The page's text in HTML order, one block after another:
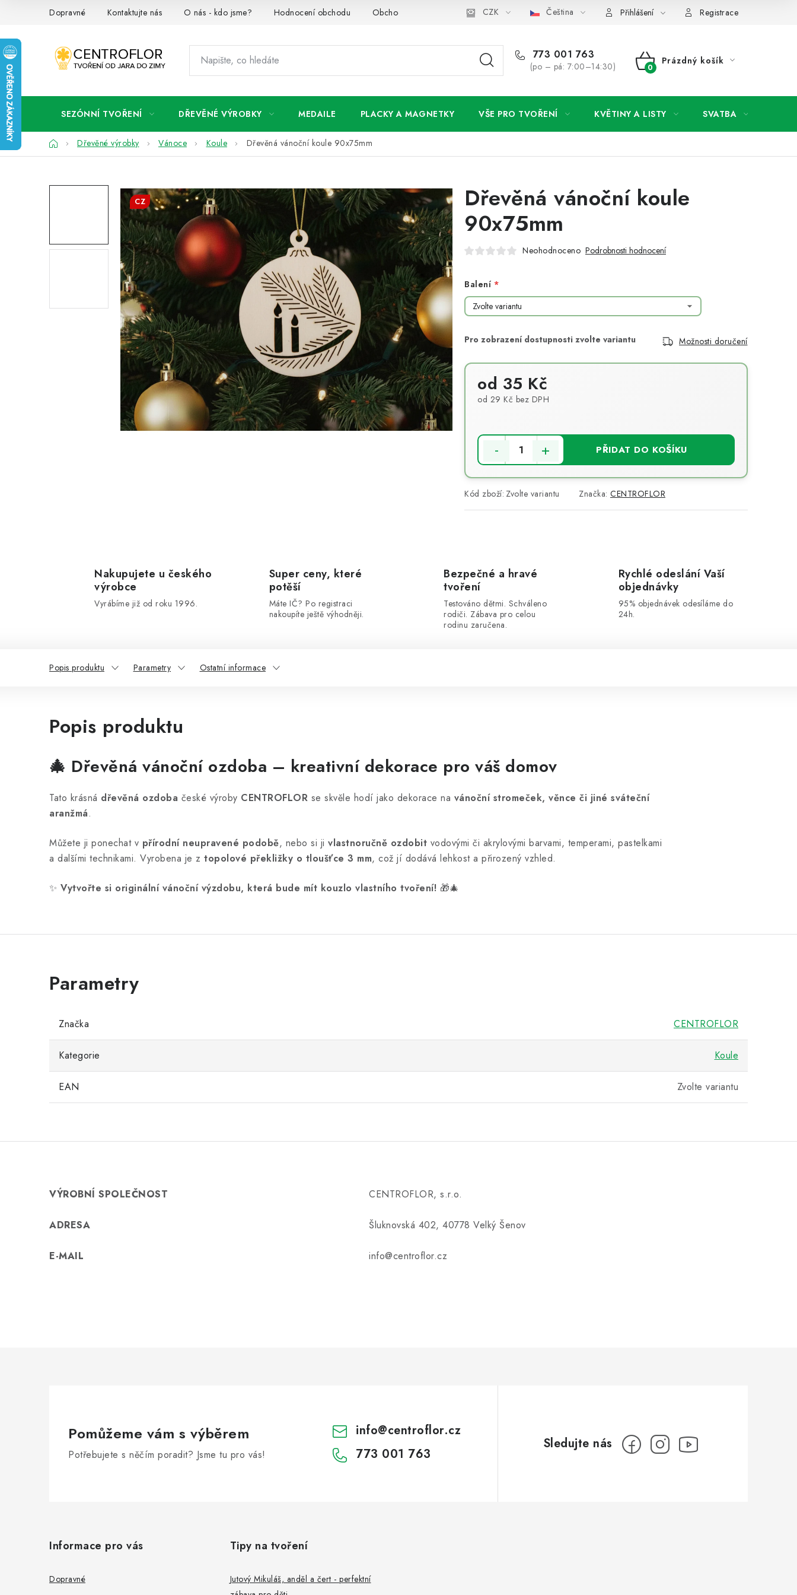
Dopravné Kontaktujte nás O nás - kdo jsme? Hodnocení obchodu Obchodní podmínky Podmínky ochrany osobních údajů Jak získat lepší ceny? Moje objednávka
CZK Čeština Přihlášení Registrace
773 001 763
(po – pá: 7:00–14:30)
NÁKUPNÍ
Prázdný košík
SEZÓNNÍ TVOŘENÍ DŘEVĚNÉ VÝROBKY MEDAILE PLACKY A MAGNETKY VŠE PRO TVOŘENÍ KVĚTINY A LISTY SVATBA
DomůDřevěné výrobky Vánoce Koule Dřevěná vánoční koule 90x75mm
Dřevěná vánoční koule
90x75mm
Neohodnoceno Podrobnosti hodnocení
Balení
Možnosti doručení
od 35 Kč
od 29 Kč bez DPH
PŘIDAT DO KOŠÍKU
Kód zboží: Zvolte variantu Značka: CENTROFLOR
CZ
Nakupujete u českého
výrobce
Vyrábíme již od roku 1996.
Super ceny, které
potěší
Máte IČ? Po registraci
nakoupíte ještě výhodněji.
Bezpečné a hravé
tvoření
Testováno dětmi. Schváleno
rodiči. Zábava pro celou
rodinu zaručena.
Rychlé odeslání Vaší
objednávky
95% objednávek odesíláme do
24h.
Popis produktu Parametry Ostatní informace
Popis produktu
🎄 Dřevěná vánoční ozdoba – kreativní dekorace pro váš domov
Tato krásná dřevěná ozdoba české výroby CENTROFLOR se skvěle hodí jako dekorace na vánoční stromeček, věnce či jiné sváteční
aranžmá.
Můžete ji ponechat v přírodní neupravené podobě, nebo si ji vlastnoručně ozdobit vodovými či akrylovými barvami, temperami, pastelkami
a dalšími technikami. Vyrobena je z topolové překližky o tloušťce 3 mm, což jí dodává lehkost a přirozený vzhled.
✨ Vytvořte si originální vánoční výzdobu, která bude mít kouzlo vlastního tvoření! 🎁🎄
Značka CENTROFLOR
Kategorie Koule
EAN Zvolte variantu
VÝROBNÍ SPOLEČNOST CENTROFLOR, s.r.o.
ADRESA Šluknovská 402, 40778 Velký Šenov
E-MAIL info@centroflor.cz
Pomůžeme vám s výběrem
Potřebujete s něčím poradit? Jsme tu pro vás!
info@centroflor.cz
773 001 763
Informace pro vás
Dopravné
Tipy na tvoření
Jutový Mikuláš, anděl a čert - perfektní